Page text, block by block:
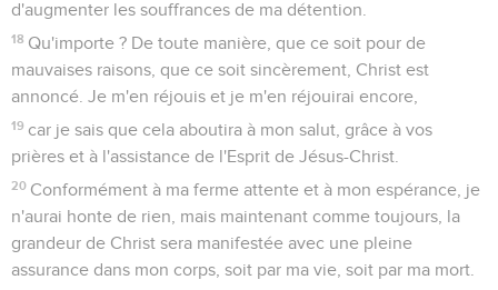
d'augmenter les souffrances de ma détention.
18 Qu'importe ? De toute manière, que ce soit pour de
mauvaises raisons, que ce soit sincèrement, Christ est
annoncé. Je m'en réjouis et je m'en réjouirai encore,
19 car je sais que cela aboutira à mon salut, grâce à vos
prières et à l'assistance de l'Esprit de Jésus-Christ.
20 Conformément à ma ferme attente et à mon espérance, je
n'aurai honte de rien, mais maintenant comme toujours, la
grandeur de Christ sera manifestée avec une pleine
assurance dans mon corps, soit par ma vie, soit par ma mort.